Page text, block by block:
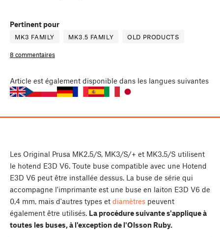
Pertinent pour
MK3 FAMILY MK3.5 FAMILY OLD PRODUCTS
8 commentaires
Article est également disponible dans les langues suivantes
Les Original Prusa MK2.5/S, MK3/S/+ et MK3.5/S utilisent
le hotend E3D V6. Toute buse compatible avec une Hotend
E3D V6 peut être installée dessus. La buse de série qui
accompagne l'imprimante est une buse en laiton E3D V6 de
0,4 mm, mais d'autres types et diamètres peuvent
également être utilisés. La procédure suivante s'applique à
toutes les buses, à l'exception de l'Olsson Ruby.